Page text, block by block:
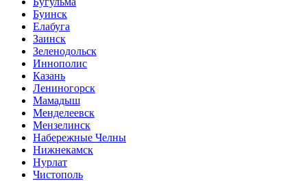
Буинск
Елабуга
Заинск
Зеленодольск
Иннополис
Казань
Лениногорск
Мамадыш
Менделеевск
Мензелинск
Набережные Челны
Нижнекамск
Нурлат
Чистополь